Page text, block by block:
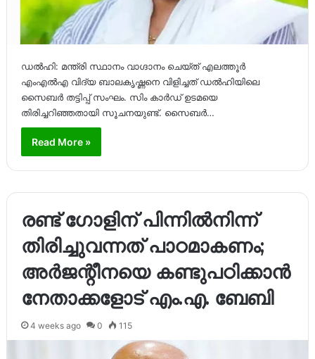
ഡൽഹി: മന്ത്രി സ്ഥാനം വാഗ്ദാനം ചെയ്ത് എലത്തൂർ
എംഎൽഎ വിദ്യ ബാലകൃഷ്ണനെ വിളിച്ചത് ഡൽഹിയിലെ
സൈബർ തട്ടിപ്പ് സംഘം. സിം കാർഡ് ഉടമയെ
തിരിച്ചറിഞ്ഞതായി സൂചനയുണ്ട്. സൈബർ…
Read More »
രണ്ട് ഗോളിന് പിന്നിൽനിന്ന്
തിരിച്ചുവന്നത് പാഠമാകണം;
അർജന്റീനയെ കണ്ടുപഠിക്കാൻ
നേതാക്കളോട് എം.എ. ബേബി
4 weeks ago 0 115